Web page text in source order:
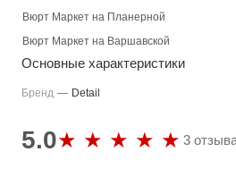
Вюрт Маркет на Планерной
Вюрт Маркет на Варшавской
Основные характеристики
Бренд — Detail
5.0 3